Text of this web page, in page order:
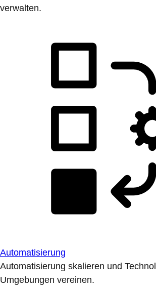
verwalten.
Automatisierung
Automatisierung skalieren und
Umgebungen vereinen.